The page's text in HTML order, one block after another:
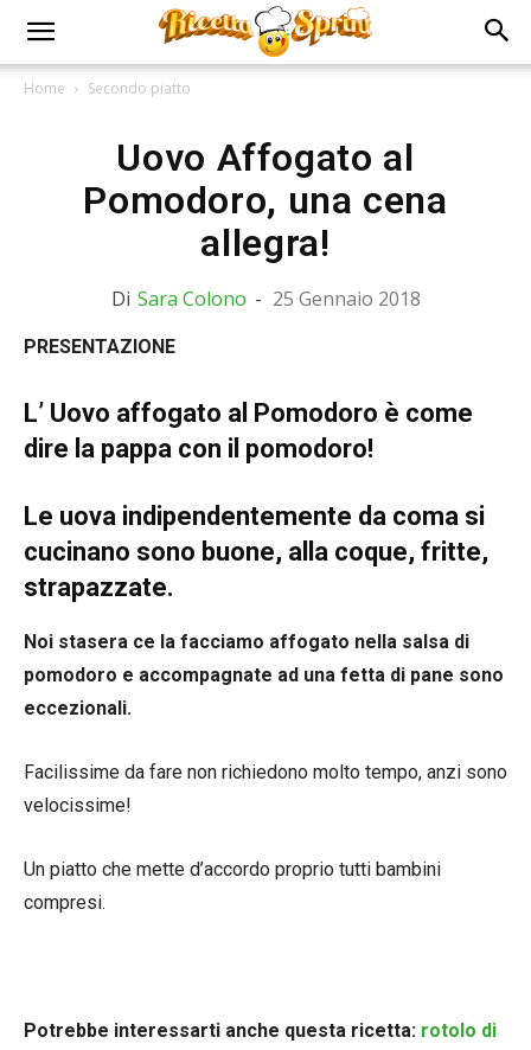
Home Secondo piatto
Uovo Affogato al
Pomodoro, una cena
allegra!
Di Sara Colono - 25 Gennaio 2018
PRESENTAZIONE
L’ Uovo affogato al Pomodoro è come
dire la pappa con il pomodoro!
Le uova indipendentemente da coma si
cucinano sono buone, alla coque, fritte,
strapazzate.
Noi stasera ce la facciamo affogato nella salsa di
pomodoro e accompagnate ad una fetta di pane sono
eccezionali.
Facilissime da fare non richiedono molto tempo, anzi sono
velocissime!
Un piatto che mette d’accordo proprio tutti bambini
compresi.
Potrebbe interessarti anche questa ricetta: rotolo di